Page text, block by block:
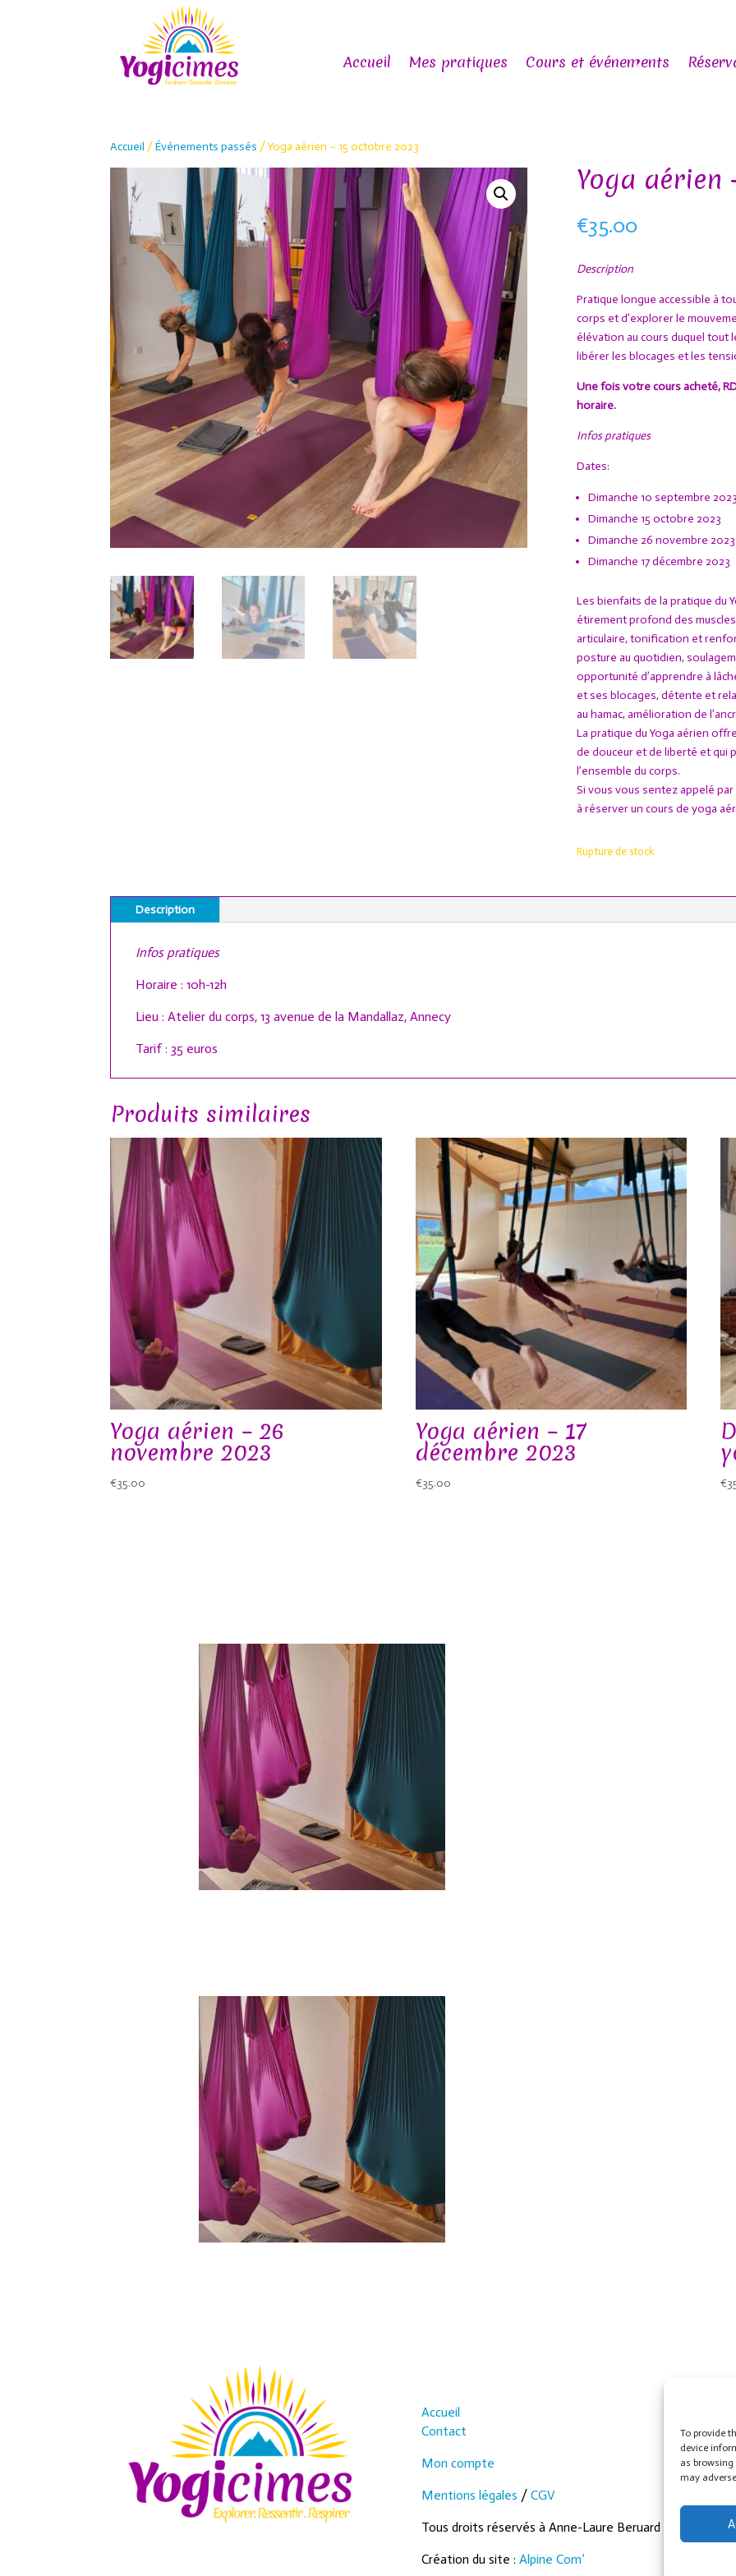
To provide
device
as
may
Accueil Mes pratiques Cours et événements
Accueil /Événements passés / Yoga aérien – 15 octobre 2023
Yoga aérien
€35.00
Description
Pratique longue accessible à
corps et d’explorer le
élévation au cours duquel tout
libérer les blocages et les
Une fois votre cours acheté,
horaire.
Infos pratiques
Dates:
Dimanche 10 septembre
Dimanche 15 octobre 2023
Dimanche 26 novembre 2023
Dimanche 17 décembre 2023
Les bienfaits de la pratique du
étirement profond des
articulaire, tonification et
posture au quotidien,
opportunité d’apprendre à
et ses blocages, détente et
au hamac, amélioration de
La pratique du Yoga aérien
de douceur et de liberté et qui
l’ensemble du corps.
Si vous vous sentez appelé
à réserver un cours de yoga
Rupture de stock
Description
Infos pratiques
Horaire : 10h-12h
Lieu : Atelier du corps, 13 avenue de la Mandallaz, Annecy
Tarif : 35 euros
Produits similaires
Yoga aérien – 26
novembre 2023
€35.00
Yoga aérien – 17
décembre 2023
€35.00 €
Accueil
Contact
Mon compte
Mentions légales / CGV
Tous droits réservés à Anne-Laure Beruard
Création du site : Alpine Com’